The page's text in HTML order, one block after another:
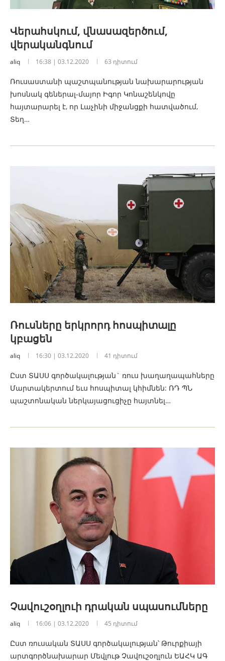
Վերահսկում, վնասազերծում,
վերականգնում
aliq 16:38 | 03.12.2020 63 դիտում
Ռուսաստանի պաշտպանության նախարարության
խոսնակ գեներալ-մայոր Իգոր Կոնաշենկովը
հայտարարել է, որ Լաչինի միջանցքի հատվածում,
Տեղ…
Ռուսները երկրորդ հոսպիտալը
կբացեն
aliq 16:30 | 03.12.2020 41 դիտում
Ըստ ՏԱՍՍ գործակալության` ռուս խաղաղապահները
Մարտակերտում եւս հոսպիտալ կհիմնեն: ՌԴ ՊՆ
պաշտոնական ներկայացուցիչը հայտնել…
Չավուշօղլուի դրական սպասումները
aliq 16:06 | 03.12.2020 45 դիտում
Ըստ ռուսական ՏԱՍՍ գործակալության՝ Թուրքիայի
արտգործնախարար Մեվլութ Չավուշօղլուն ԵԱՀԿ ԱԳ